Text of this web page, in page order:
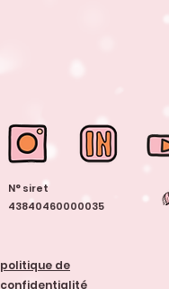
N° siret
43840460000035
politique de
confidentialité